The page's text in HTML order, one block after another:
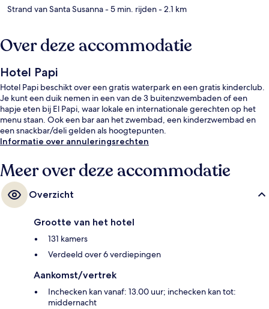
Strand van Santa Susanna- 5 min. rijden- 2.1 km
Over deze accommodatie
Hotel Papi
Hotel Papi beschikt over een gratis waterpark en een gratis kinderclub.
Je kunt een duik nemen in een van de 3 buitenzwembaden of een
hapje eten bij El Papi, waar lokale en internationale gerechten op het
menu staan. Ook een bar aan het zwembad, een kinderzwembad en
een snackbar/deli gelden als hoogtepunten.
Informatie over annuleringsrechten
Meer over deze accommodatie
Overzicht
Grootte van het hotel
131 kamers
Verdeeld over 6 verdiepingen
Aankomst/vertrek
Inchecken kan vanaf: 13.00 uur; inchecken kan tot:
middernacht